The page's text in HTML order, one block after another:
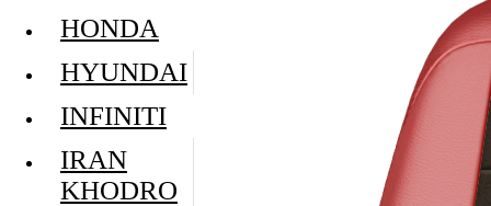
HONDA
HYUNDAI
INFINITI
IRAN
KHODRO